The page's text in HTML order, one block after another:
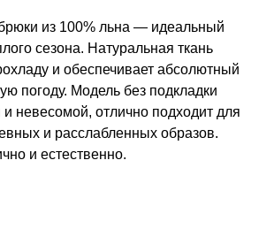
из 100% льна — идеальный
сезона. Натуральная ткань
и обеспечивает абсолютный
погоду. Модель без подкладки
и невесомой, отлично подходит для
и расслабленных образов.
и естественно.